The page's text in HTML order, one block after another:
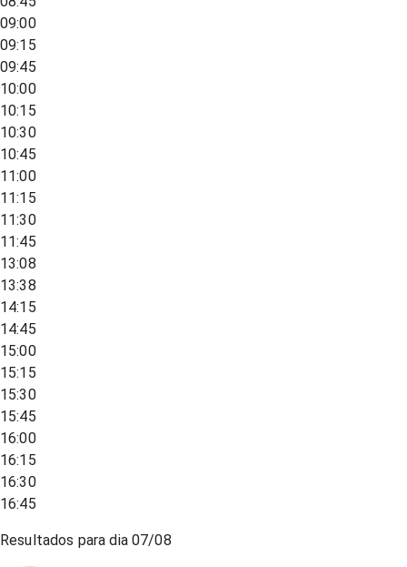
09:00
09:15
09:45
10:00
10:15
10:30
10:45
11:00
11:15
11:30
11:45
13:08
13:38
14:15
14:45
15:00
15:15
15:30
15:45
16:00
16:15
16:30
16:45
Resultados para dia07/08